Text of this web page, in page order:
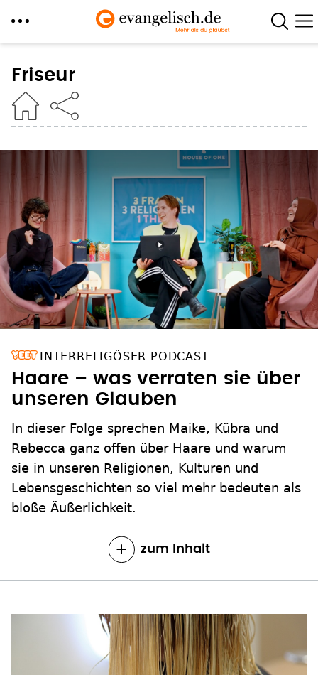
zum
Inhalt
Friseur
INTERRELIGÖSER PODCAST
Haare – was verraten sie über
unseren Glauben
In dieser Folge sprechen Maike, Kübra und
Rebecca ganz offen über Haare und warum
sie in unseren Religionen, Kulturen und
Lebensgeschichten so viel mehr bedeuten als
bloße Äußerlichkeit.
zum Inhalt